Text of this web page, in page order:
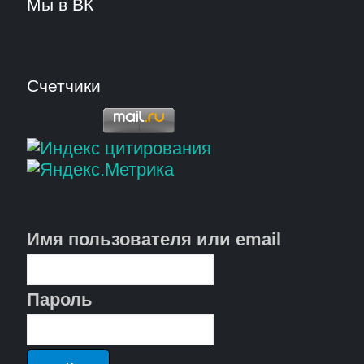
Мы в ВК
Счетчики
Имя пользователя или email
Пароль